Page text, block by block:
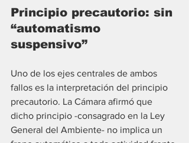
Principio precautorio: sin
“automatismo
suspensivo”
Uno de los ejes centrales de ambos
fallos es la interpretación del principio
precautorio. La Cámara afirmó que
dicho principio -consagrado en la Ley
General del Ambiente- no implica un